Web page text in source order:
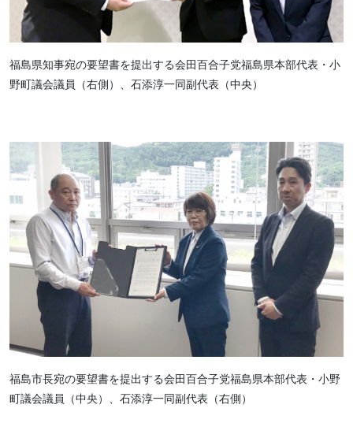
福島県知事宛の要望書を提出する会田百合子党福島県本部代表・小
野町議会議員（右側）、石添淳一同副代表（中央）
福島市長宛の要望書を提出する会田百合子党福島県本部代表・小野
町議会議員（中央）、石添淳一同副代表（右側）